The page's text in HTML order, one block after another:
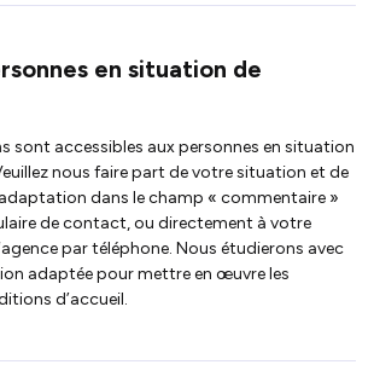
en situation de
sont accessibles aux personnes en situation
nous faire part de votre situation et de
dans le champ « commentaire »
de contact, ou directement à votre
par téléphone. Nous étudierons avec
adaptée pour mettre en œuvre les
d’accueil.